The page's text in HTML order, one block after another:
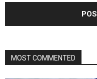
MOST COMMENTED